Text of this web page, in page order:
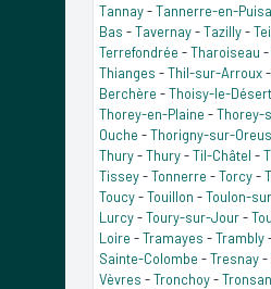
Tannay-Tannerre-en-
Bas -Tavernay-Tazilly-
Terrefondrée -Tharoiseau -
Thianges -Thil-sur-Arroux-
Berchère -Thoisy-le-Désert
Thorey-en-Plaine -Thorey-
Ouche -Thorigny-sur-
Thury-Thury-Til-Châtel -
Tissey-Tonnerre -Torcy-
Toucy-Touillon -Toulon-
Lurcy-Toury-sur-Jour-
Loire -Tramayes -Trambly
Sainte-Colombe -Tresnay-
Vèvres -Tronchoy-